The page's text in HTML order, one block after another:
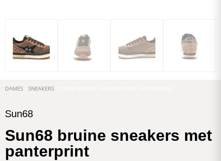
DAMES SNEAKERS
Sun68
Sun68 bruine sneakers met
panterprint